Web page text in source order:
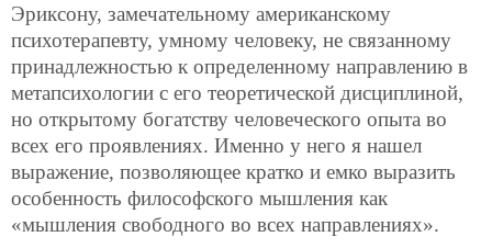
Эриксону, замечательному американскому
психотерапевту, умному человеку, не связанному
принадлежностью к определенному направлению в
метапсихологии с его теоретической дисциплиной,
но открытому богатству человеческого опыта во
всех его проявлениях. Именно у него я нашел
выражение, позволяющее кратко и емко выразить
особенность философского мышления как
«мышления свободного во всех направлениях».